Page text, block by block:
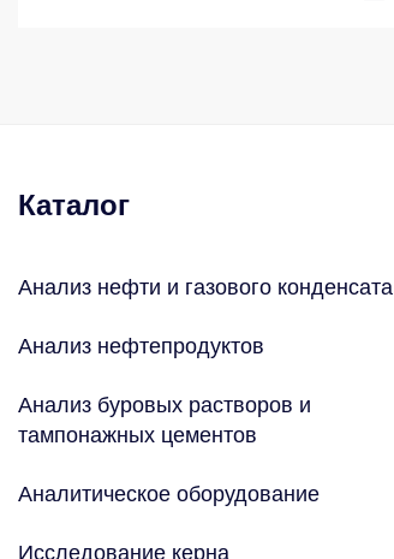
Каталог
Анализ нефти и газового конденсата
Анализ нефтепродуктов
Анализ буровых растворов и
тампонажных цементов
Аналитическое оборудование
Исследование керна